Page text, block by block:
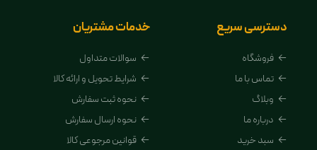
دسترسی سریع
فروشگاه
تماس با ما
وبلاگ
درباره ما
سبد خرید
خدمات مشتریان
سوالات متداول
شرایط تحویل و ارائه کالا
نحوه ثبت سفارش
نحوه ارسال سفارش
قوانین مرجوعی کالا